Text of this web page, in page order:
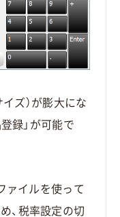
イズ）が膨大にな
録」が可能で
ァイルを使って
、税率設定の切